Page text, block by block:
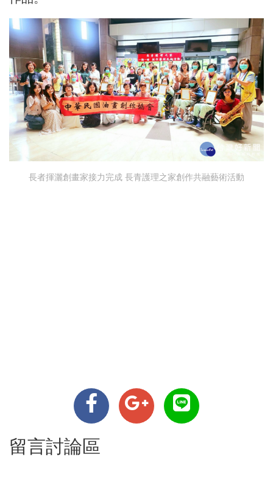
長者揮灑創畫家接力完成 長青護理之家創作共融藝術活動
留言討論區